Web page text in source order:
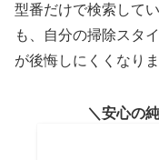
型番だけで検索して
も、自分の掃除スタ
が後悔しにくくなりま
安心の